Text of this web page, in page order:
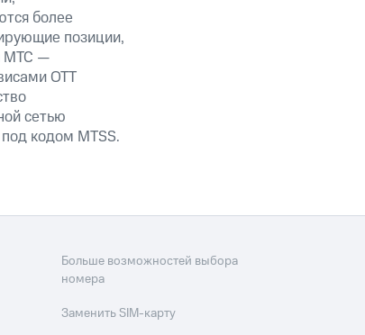
более
позиции,
МТС —
OTT
сетью
кодом MTSS.
Больше возможностей выбора
номера
Заменить SIM-карту